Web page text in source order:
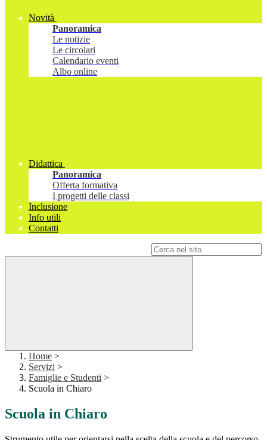
Novità
Panoramica
Le notizie
Le circolari
Calendario eventi
Albo online
Didattica
Panoramica
Offerta formativa
I progetti delle classi
Inclusione
Info utili
Contatti
Home >
Servizi >
Famiglie e Studenti >
Scuola in Chiaro
Scuola in Chiaro